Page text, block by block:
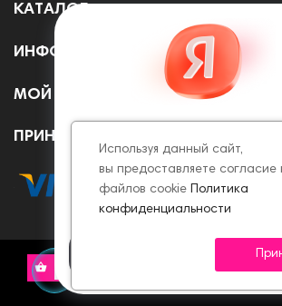
КАТАЛОГ
ИНФОРМАЦИЯ
МОЙ АККАУНТ
ПРИНИМАЕМ К ОПЛАТЕ ОНЛАЙН
© 2022 - 2026 Все права
Используя данный сайт,
вы предоставляете согласие
файлов cookie Политика
конфиденциальности